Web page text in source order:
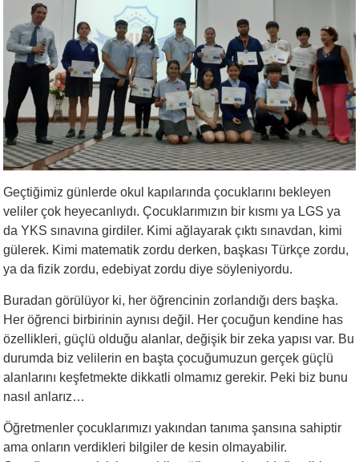
Geçtiğimiz günlerde okul kapılarında çocuklarını bekleyen
veliler çok heyecanlıydı. Çocuklarımızın bir kısmı ya LGS ya
da YKS sınavına girdiler. Kimi ağlayarak çıktı sınavdan, kimi
gülerek. Kimi matematik zordu derken, başkası Türkçe zordu,
ya da fizik zordu, edebiyat zordu diye söyleniyordu.
Buradan görülüyor ki, her öğrencinin zorlandığı ders başka.
Her öğrenci birbirinin aynısı değil. Her çocuğun kendine has
özellikleri, güçlü olduğu alanlar, değişik bir zeka yapısı var. Bu
durumda biz velilerin en başta çocuğumuzun gerçek güçlü
alanlarını keşfetmekte dikkatli olmamız gerekir. Peki biz bunu
nasıl anlarız…
Öğretmenler çocuklarımızı yakından tanıma şansına sahiptir
ama onların verdikleri bilgiler de kesin olmayabilir.